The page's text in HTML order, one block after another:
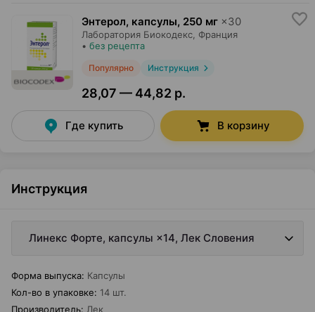
Энтерол, капсулы, 250 мг ×30
Лаборатория Биокодекс , Франция
• без рецепта
Популярно Инструкция
28,07 — 44,82 р.
Где купить В корзину
Инструкция
Линекс Форте, капсулы ×14, Лек Словения
Форма выпуска: Капсулы
Кол-во в упаковке: 14 шт.
Производитель: Лек